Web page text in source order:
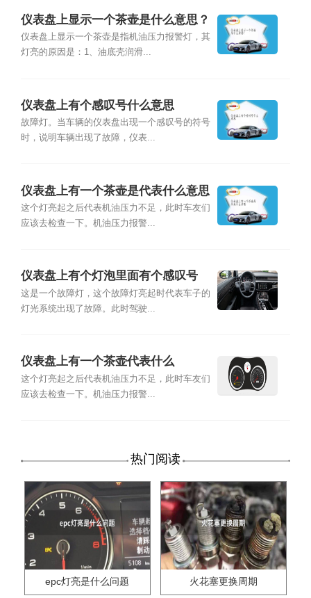
仪表盘上显示一个茶壶是什么意思？
仪表盘上显示一个茶壶是指机油压力报警灯，其
灯亮的原因是：1、油底壳润滑...
仪表盘上有个感叹号什么意思
故障灯。当车辆的仪表盘出现一个感叹号的符号
时，说明车辆出现了故障，仪表...
仪表盘上有一个茶壶是代表什么意思
这个灯亮起之后代表机油压力不足，此时车友们
应该去检查一下。机油压力报警...
仪表盘上有个灯泡里面有个感叹号
这是一个故障灯，这个故障灯亮起时代表车子的
灯光系统出现了故障。此时驾驶...
仪表盘上有一个茶壶代表什么
这个灯亮起之后代表机油压力不足，此时车友们
应该去检查一下。机油压力报警...
热门阅读
epc灯亮是什么问题 火花塞更换周期